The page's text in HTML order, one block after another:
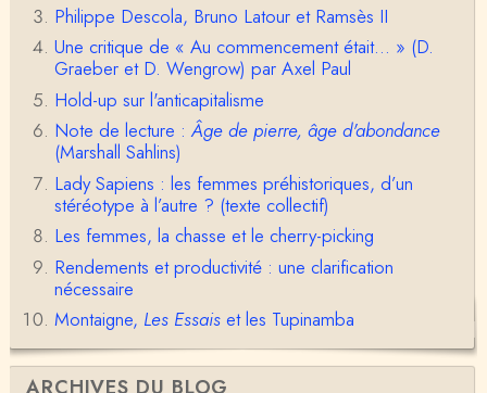
Anonymous
1° Le message subliminal est celui-ci: il y a un sché
ma évolutif des sociétés, avec des stades infér…
Olivier Anselm
Une nouvelle fois, cher Christophe Darmangeat, m
erci pour l'intelligence et le sens salutaire de…
Christophe Darmangeat
Déjà, je ne vois pas pourquoi le pénis compterait
moins que la peau ! ;-)Ensuite, je ne vois pas no…
Damian
Merci de cet excellent texte (même si il y a sans d
oute une faute de frappe dans la citation de A,
H…
Pierre
Philippe Descola, Bruno Latour et Ramsès II
Une critique de « Au commencement était... » (D.
Graeber et D. Wengrow) par Axel Paul
Hold-up sur l'anticapitalisme
Note de lecture :Âge de pierre, âge d'abondance
(Marshall Sahlins)
Lady Sapiens : les femmes préhistoriques, d’un
stéréotype à l’autre ? (texte collectif)
Les femmes, la chasse et le cherry-picking
Rendements et productivité : une clarification
nécessaire
Montaigne, Les Essaiset les Tupinamba
ARCHIVES DU BLOG